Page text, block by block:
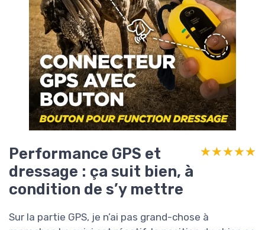
Performance GPS et
dressage : ça suit bien, à
condition de s’y mettre
★★★★★
★★★★★
Sur la partie GPS, je n’ai pas grand-chose à